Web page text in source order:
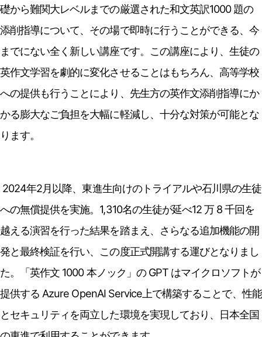
礎から難関大レベルまでの厳選された和文英訳1000 題の
添削指導について、その場で即時に行うことができる、今
までにない全く新しい講座です。この講座により、生徒の
英作文学習を劇的に変化させることはもちろん、高等学校
への提供も行うことにより、先生方の英作文添削指導にか
かる膨大なご負担を大幅に軽減し、十分な対策が可能とな
ります。
2024年2月以降、東進生向けのトライアルや石川県の生徒
への無償提供を実施。1,310名の生徒が延べ12 万 8 千回を
越える演習を行った結果を踏まえ、さらなる追加機能の開
発と最終検証を行い、この度正式開講する運びとなりまし
た。「英作文 1000 本ノック」の GPT はマイクロソフトが
提供する Azure OpenAI Service上で構築することで、性能
とセキュリティを両立した環境を実現しており、日本全国